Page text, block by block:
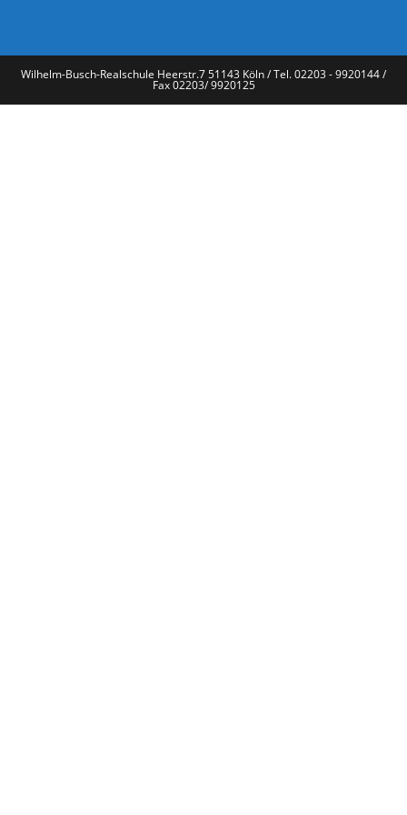
Wilhelm-Busch-Realschule Heerstr.7 51143 Köln / Tel. 02203 - 9920144 /
Fax 02203/ 9920125